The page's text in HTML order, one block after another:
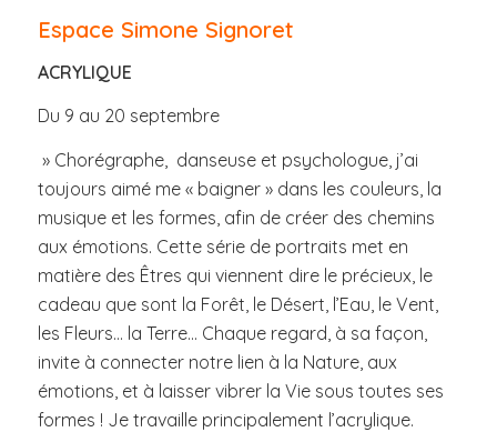
Espace Simone Signoret
ACRYLIQUE
Du 9 au 20 septembre
» Chorégraphe, danseuse et psychologue, j’ai
toujours aimé me « baigner » dans les couleurs, la
musique et les formes, afin de créer des chemins
aux émotions. Cette série de portraits met en
matière des Êtres qui viennent dire le précieux, le
cadeau que sont la Forêt, le Désert, l’Eau, le Vent,
les Fleurs… la Terre… Chaque regard, à sa façon,
invite à connecter notre lien à la Nature, aux
émotions, et à laisser vibrer la Vie sous toutes ses
formes ! Je travaille principalement l’acrylique.